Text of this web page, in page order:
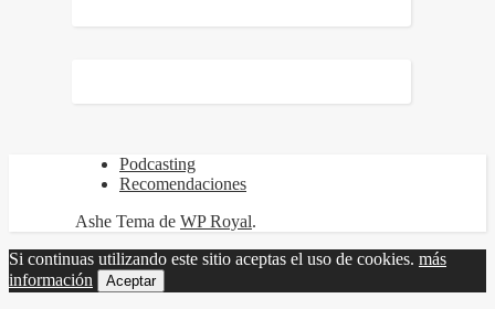
Podcasting
Recomendaciones
Ashe Tema de WP Royal.
Si continuas utilizando este sitio aceptas el uso de cookies. más
información
Aceptar